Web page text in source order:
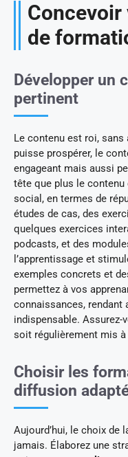
de
Développer un
pertinent
Le contenu est roi, sans
puisse prospérer, le
engageant mais aussi
tête que plus le
social, en termes de
études de cas, des
quelques exercices
podcasts, et des
l’apprentissage et
exemples concrets et
permettez à vos
connaissances, rendant
indispensable.
soit régulièrement mis
Choisir les
diffusion
Aujourd’hui, le choix
jamais. Élaborez une